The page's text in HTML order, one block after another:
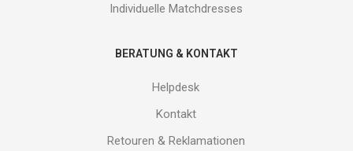
Individuelle Matchdresses
BERATUNG & KONTAKT
Helpdesk
Kontakt
Retouren & Reklamationen